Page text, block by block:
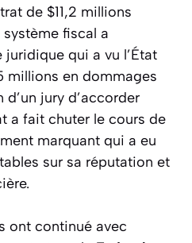
de $11,2 millions
fiscal a
qui a vu l’État
millions en dommages
jury d’accorder
a fait chuter le cours de
marquant qui a eu
sur sa réputation et
ont continué avec